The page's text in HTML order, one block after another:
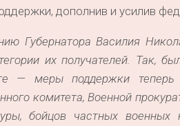
дополнив и усилив
Губернатора Василия
их получателей. Так,
— меры поддержки
комитета, Военной
бойцов частных военных